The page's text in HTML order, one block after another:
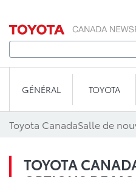
GÉNÉRAL TOYOTA
Toyota CanadaSalle de
TOYOTA